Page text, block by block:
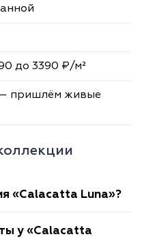
до 3390 ₽/м²
пришлём живые
«Calacatta Luna»?
у «Calacatta